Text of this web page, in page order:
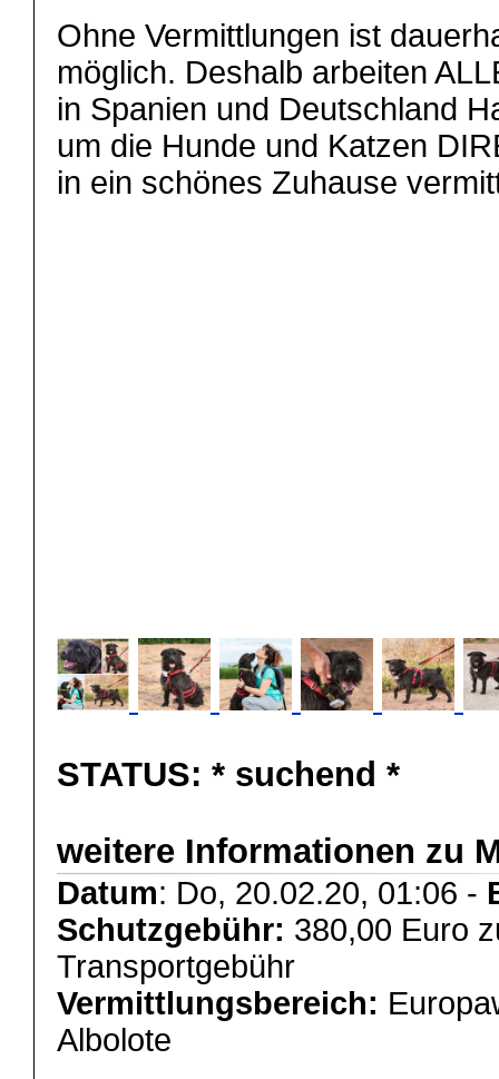
Ohne Vermittlungen ist
möglich. Deshalb arbeiten
in Spanien und Deutschland
um die Hunde und Katzen
in ein schönes Zuhause
STATUS: * suchend *
weitere Informationen zu
Datum: Do, 20.02.20, 01:06 -
Schutzgebühr: 380,00 Euro
Transportgebühr
Vermittlungsbereich:
Albolote